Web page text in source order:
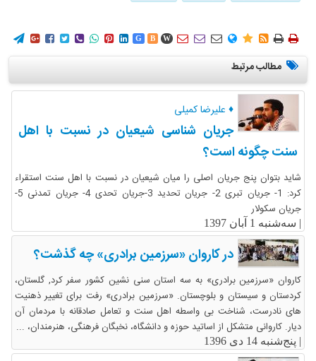
        G B W        
مطالب مرتبط
♦ علیرضا کمیلی
جریان شناسی شیعیان در نسبت با اهل
سنت چگونه است؟
شاید بتوان پنج جریان اصلی را میان شیعیان در نسبت با اهل سنت استقراء
کرد: 1- جریان تبری 2- جریان تحدید 3-جریان تحدی 4- جریان تمدنی 5-
جریان سکولار
| سه‌شنبه 1 آبان 1397
در کاروان «سرزمین برادری» چه گذشت؟
کاروان «سرزمین برادری» به سه استان سنی نشین کشور سفر کرد, گلستان،
کردستان و سیستان و بلوچستان. «سرزمین برادری» رفت برای تغییر ذهنیت
های نادرست، شناخت بی واسطه اهل سنت و تعامل صادقانه با مردمان آن
دیار. کاروانی متشکل از اساتید حوزه و دانشگاه، نخبگان فرهنگی، هنرمندان، ...
| پنج‌شنبه 14 دی 1396